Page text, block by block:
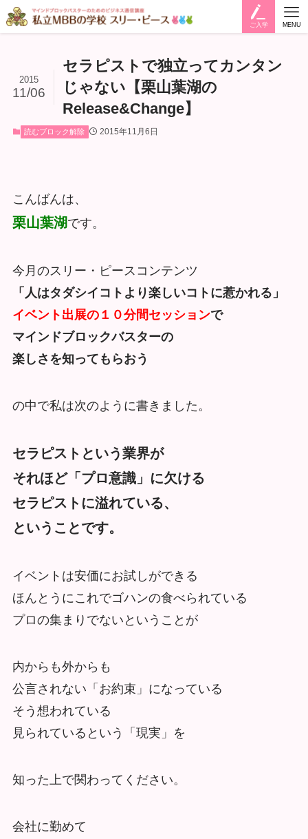
ご入学 MENU
セラピストで独立ってカンタン
じゃない【栗山葉湖の
Release&Change】
2015
11/06
読むブロック解除 2015年11月6日
こんばんは、
栗山葉湖です。
今月のスリー・ピースコンテンツ
「人はタダシイコトより楽しいコトに惹かれる」
イベント出展の１０分間セッションで
マインドブロックバスターの
楽しさを知ってもらおう
の中で私は次のように書きました。
セラピストという業界が
それほど「プロ意識」に欠ける
セラピストに溢れている、
ということです。
イベントは安価にお試しができる
ほんとうにこれでゴハンの食べられている
プロの集まりでないということが
内からも外からも
公言されない「お約束」になっている
そう想われている
見られているという「現実」を
知った上で関わってください。
会社に勤めて